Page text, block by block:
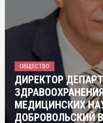
ОБЩЕСТВО
ДИРЕКТОР
МЕДИЦИНСКИХ
ДОБРОВОЛЬСКИЙ